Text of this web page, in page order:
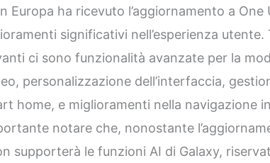
Europa ha ricevuto l’aggiornamento a One
significativi nell’esperienza utente.
ci sono funzionalità avanzate per la
personalizzazione dell’interfaccia,
home, e miglioramenti nella navigazione
notare che, nonostante
supporterà le funzioni AI di Galaxy,